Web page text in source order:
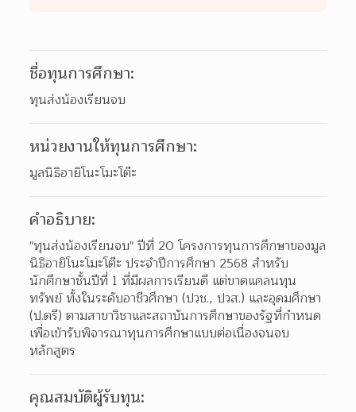
ชื่อทุนการศึกษา:
ทุนส่งน้องเรียนจบ
หน่วยงานให้ทุนการศึกษา:
มูลนิธิอายิโนะโมะโต๊ะ
คำอธิบาย:
"ทุนส่งน้องเรียนจบ" ปีที่ 20 โครงการทุนการศึกษาของมูล
นิธิอายิโนะโมะโต๊ะ ประจำปีการศึกษา 2568 สำหรับ
นักศึกษาชั้นปีที่ 1 ที่มีผลการเรียนดี แต่ขาดแคลนทุน
ทรัพย์ ทั้งในระดับอาชีวศึกษา (ปวช., ปวส.) และอุดมศึกษา
(ป.ตรี) ตามสาขาวิชาและสถาบันการศึกษาของรัฐที่กำหนด
เพื่อเข้ารับพิจารณาทุนการศึกษาแบบต่อเนื่องจนจบ
หลักสูตร
คุณสมบัติผู้รับทุน: